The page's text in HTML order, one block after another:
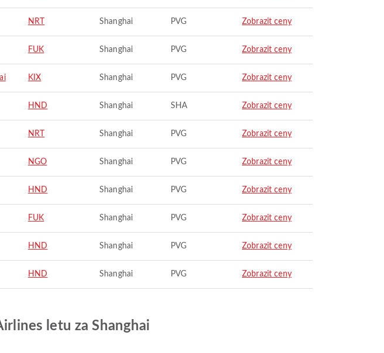
NRT Shanghai PVG Zobrazit ceny
FUK Shanghai PVG Zobrazit ceny
KIX Shanghai PVG Zobrazit ceny
HND Shanghai SHA Zobrazit ceny
NRT Shanghai PVG Zobrazit ceny
NGO Shanghai PVG Zobrazit ceny
HND Shanghai PVG Zobrazit ceny
FUK Shanghai PVG Zobrazit ceny
HND Shanghai PVG Zobrazit ceny
HND Shanghai PVG Zobrazit ceny
letu za Shanghai